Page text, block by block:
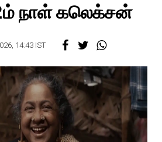
நாள் கலெக்சன்
14:43 IST